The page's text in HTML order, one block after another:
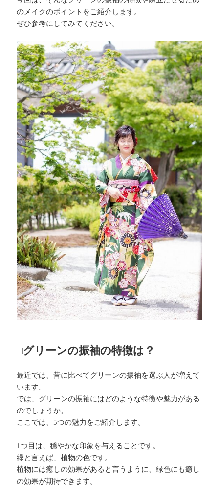
のメイクのポイントをご紹介します。
ぜひ参考にしてみてください。
□グリーンの振袖の特徴は？
最近では、昔に比べてグリーンの振袖を選ぶ人が増えて
います。
では、グリーンの振袖にはどのような特徴や魅力がある
のでしょうか。
ここでは、5つの魅力をご紹介します。
1つ目は、穏やかな印象を与えることです。
緑と言えば、植物の色です。
植物には癒しの効果があると言うように、緑色にも癒し
の効果が期待できます。